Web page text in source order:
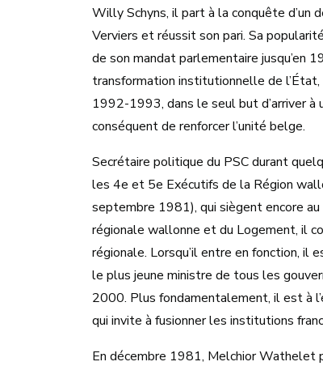
Willy Schyns, il part à la conquête d’un
Verviers et réussit son pari. Sa
de son mandat parlementaire jusqu’en
transformation institutionnelle de
1992-1993, dans le seul but d’arriver à
conséquent de renforcer l’unité belge.
Secrétaire politique du PSC durant
les 4e et 5e Exécutifs de la Région
septembre 1981), qui siègent encore au
régionale wallonne et du Logement, il
régionale. Lorsqu’il entre en fonction,
le plus jeune ministre de tous les
2000. Plus fondamentalement, il est à
qui invite à fusionner les institutions
En décembre 1981, Melchior Wathelet